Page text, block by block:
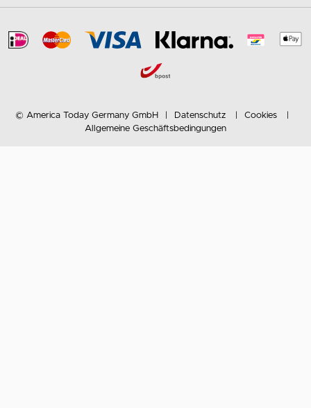
© America Today Germany GmbH Datenschutz
Cookies
Allgemeine Geschäftsbedingungen